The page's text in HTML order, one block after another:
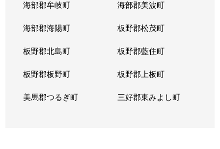
海部郡牟岐町 海部郡美波町
海部郡海陽町 板野郡松茂町
板野郡北島町 板野郡藍住町
板野郡板野町 板野郡上板町
美馬郡つるぎ町 三好郡東みよし町